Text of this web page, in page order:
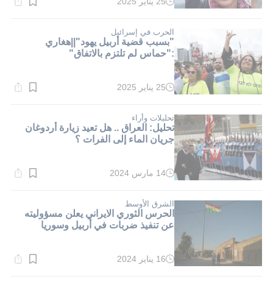
وقت
دقيقة.
الحرب في إسرائيل
"بسبب قضية أربيل يهود"||هغاري
:"حماس لم تلتزم بالاتفاق"
وقت
دقيقة.
25 يناير 2025
تحليلات وأراء
تحليل: العراق .. هل تعيد زيارة أردوغان
جريان الماء إلى الفرات ؟
وقت
دقيقة.
14 مارس 2024
الشرق الأوسط
الحرس الثوري الايراني يعلن مسؤوليته
عن تنفيذ ضربات في أربيل وسوريا
وقت
16 يناير 2024